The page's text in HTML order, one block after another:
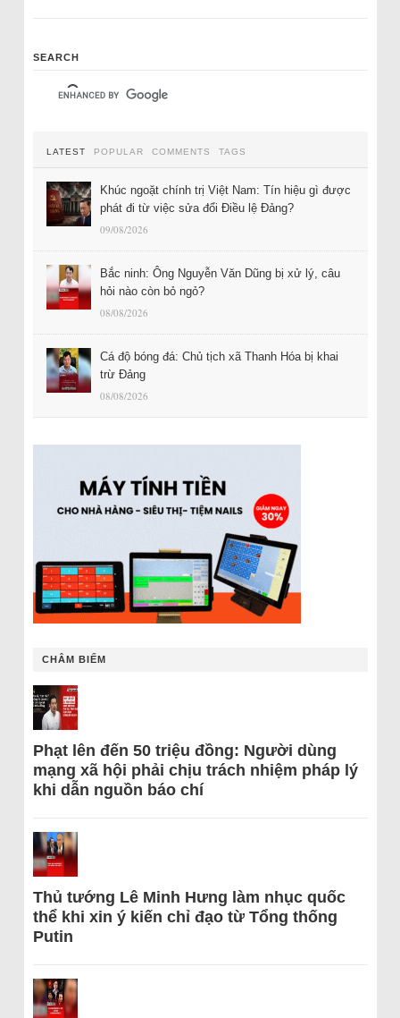
SEARCH
LATEST POPULAR COMMENTS TAGS
Khúc ngoặt chính trị Việt Nam: Tín hiệu gì được
phát đi từ việc sửa đổi Điều lệ Đảng?
09/08/2026
Bắc ninh: Ông Nguyễn Văn Dũng bị xử lý, câu
hỏi nào còn bỏ ngỏ?
08/08/2026
Cá độ bóng đá: Chủ tịch xã Thanh Hóa bị khai
trừ Đảng
08/08/2026
CHÂM BIẾM
Phạt lên đến 50 triệu đồng: Người dùng
mạng xã hội phải chịu trách nhiệm pháp lý
khi dẫn nguồn báo chí
Thủ tướng Lê Minh Hưng làm nhục quốc
thể khi xin ý kiến chỉ đạo từ Tổng thống
Putin